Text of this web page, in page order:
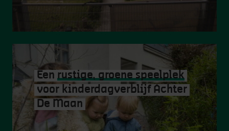
Een rustige, groene speelplek
voor kinderdagverblijf Achter
De Maan